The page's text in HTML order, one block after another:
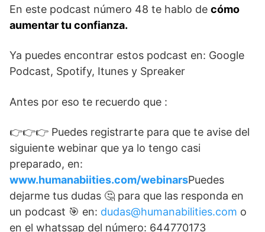
En este podcast número 48 te hablo de cómo
aumentar tu confianza.
Ya puedes encontrar estos podcast en: Google
Podcast, Spotify, Itunes y Spreaker
Antes por eso te recuerdo que :
👉👉👉 Puedes registrarte para que te avise del
siguiente webinar que ya lo tengo casi
preparado, en:
www.humanabiities.com/webinarsPuedes
dejarme tus dudas 🤔 para que las responda en
un podcast 🎯 en: dudas@humanabilities.com o
en el whatssap del número: 644770173